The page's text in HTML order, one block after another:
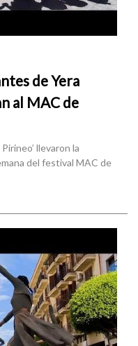
de Yera
al MAC de
llevaron la
del festival MAC de